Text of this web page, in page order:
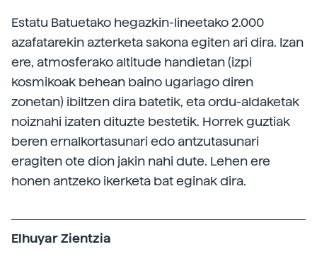
Estatu Batuetako hegazkin-lineetako 2.000
azafatarekin azterketa sakona egiten ari dira. Izan
ere, atmosferako altitude handietan (izpi
kosmikoak behean baino ugariago diren
zonetan) ibiltzen dira batetik, eta ordu-aldaketak
noiznahi izaten dituzte bestetik. Horrek guztiak
beren ernalkortasunari edo antzutasunari
eragiten ote dion jakin nahi dute. Lehen ere
honen antzeko ikerketa bat eginak dira.
Elhuyar Zientzia